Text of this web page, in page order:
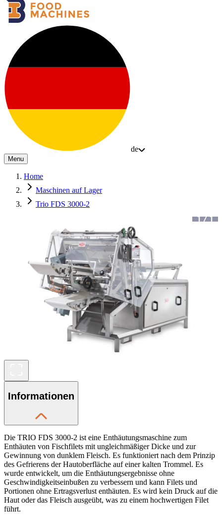
de
Menu
Home
Maschinen auf Lager
Trio FDS 3000-2
1/1
Informationen
Die TRIO FDS 3000-2 ist eine Enthäutungsmaschine zum
Enthäuten von Fischfilets mit ungleichmäßiger Dicke und zur
Gewinnung von dunklem Fleisch. Es funktioniert nach dem Prinzip
des Gefrierens der Hautoberfläche auf einer kalten Trommel. Es
wurde entwickelt, um die Enthäutungsergebnisse ohne
Geschwindigkeitseinbußen zu verbessern und kann Filets und
Portionen ohne Ertragsverlust enthäuten. Es wird kein Druck auf die
Haut oder das Fleisch ausgeübt, was zu einem hochwertigen Filet
führt.